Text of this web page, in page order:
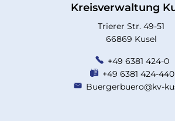
Kreisverwaltung
Trierer Str. 49-51
66869 Kusel
+49 6381 424-0
+49 6381 424-440
Buergerbuero@kv-